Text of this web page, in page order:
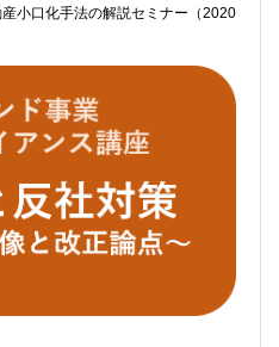
小口化手法の解説セミナー（2020